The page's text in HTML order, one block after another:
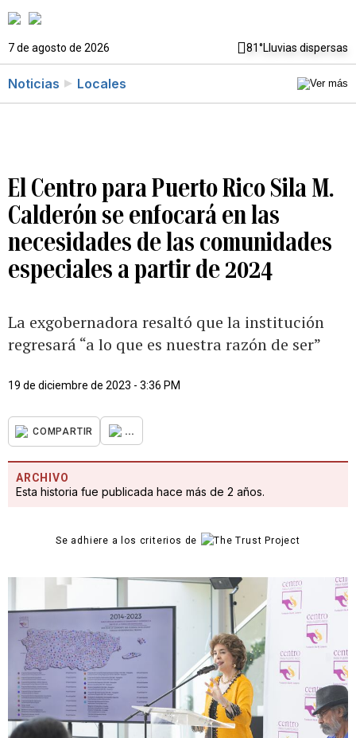
7 de agosto de 2026 81°Lluvias dispersas
Noticias Locales
El Centro para Puerto Rico Sila M.
Calderón se enfocará en las
necesidades de las comunidades
especiales a partir de 2024
La exgobernadora resaltó que la institución
regresará “a lo que es nuestra razón de ser”
19 de diciembre de 2023 - 3:36 PM
COMPARTIR ...
ARCHIVO
Esta historia fue publicada hace más de 2 años.
Se adhiere a los criterios de